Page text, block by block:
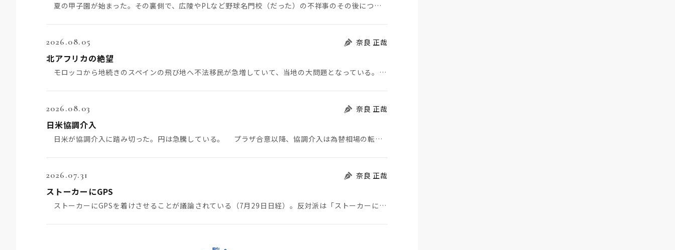
夏の甲子園が始まった。その裏側で、広陵やPLなど野球名門校（だった）の不祥事のその後について、「熱…
2026.08.05 奈良 正哉
北アフリカの絶望
モロッコから地続きのスペインの飛び地へ不法移民が急増していて、当地の大問題となっている。「海を泳い…
2026.08.03 奈良 正哉
日米協調介入
日米が協調介入に踏み切った。円は急騰している。 プラザ合意以降、協調介入は為替相場の転機になって…
2026.07.31 奈良 正哉
ストーカーにGPS
ストーカーにGPSを着けさせることが議論されている（7月29日日経）。反対派は「ストーカーにも人権…